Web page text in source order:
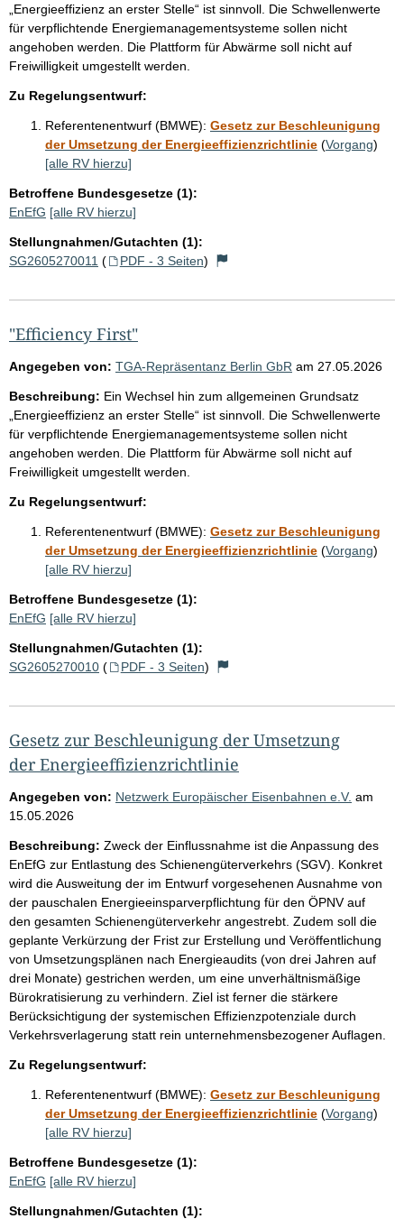
„Energieeffizienz an erster Stelle“ ist sinnvoll. Die Schwellenwerte
für verpflichtende Energiemanagementsysteme sollen nicht
angehoben werden. Die Plattform für Abwärme soll nicht auf
Freiwilligkeit umgestellt werden.
Zu Regelungsentwurf:
Referentenentwurf (BMWE): Gesetz zur Beschleunigung
der Umsetzung der Energieeffizienzrichtlinie (Vorgang)
[alle RV hierzu]
Betroffene Bundesgesetze (1):
EnEfG [alle RV hierzu]
Stellungnahmen/Gutachten (1):
SG2605270011 ( PDF - 3 Seiten)
"Efficiency First"
Angegeben von: TGA-Repräsentanz Berlin GbR am 27.05.2026
Beschreibung: Ein Wechsel hin zum allgemeinen Grundsatz
„Energieeffizienz an erster Stelle“ ist sinnvoll. Die Schwellenwerte
für verpflichtende Energiemanagementsysteme sollen nicht
angehoben werden. Die Plattform für Abwärme soll nicht auf
Freiwilligkeit umgestellt werden.
Zu Regelungsentwurf:
Referentenentwurf (BMWE): Gesetz zur Beschleunigung
der Umsetzung der Energieeffizienzrichtlinie (Vorgang)
[alle RV hierzu]
Betroffene Bundesgesetze (1):
EnEfG [alle RV hierzu]
Stellungnahmen/Gutachten (1):
SG2605270010 ( PDF - 3 Seiten)
Gesetz zur Beschleunigung der Umsetzung
der Energieeffizienzrichtlinie
Angegeben von: Netzwerk Europäischer Eisenbahnen e.V. am
15.05.2026
Beschreibung: Zweck der Einflussnahme ist die Anpassung des
EnEfG zur Entlastung des Schienengüterverkehrs (SGV). Konkret
wird die Ausweitung der im Entwurf vorgesehenen Ausnahme von
der pauschalen Energieeinsparverpflichtung für den ÖPNV auf
den gesamten Schienengüterverkehr angestrebt. Zudem soll die
geplante Verkürzung der Frist zur Erstellung und Veröffentlichung
von Umsetzungsplänen nach Energieaudits (von drei Jahren auf
drei Monate) gestrichen werden, um eine unverhältnismäßige
Bürokratisierung zu verhindern. Ziel ist ferner die stärkere
Berücksichtigung der systemischen Effizienzpotenziale durch
Verkehrsverlagerung statt rein unternehmensbezogener Auflagen.
Zu Regelungsentwurf:
Referentenentwurf (BMWE): Gesetz zur Beschleunigung
der Umsetzung der Energieeffizienzrichtlinie (Vorgang)
[alle RV hierzu]
Betroffene Bundesgesetze (1):
EnEfG [alle RV hierzu]
Stellungnahmen/Gutachten (1):